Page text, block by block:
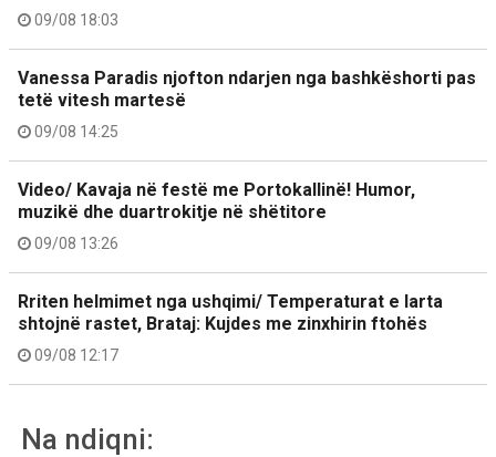
09/08 18:03
Vanessa Paradis njofton ndarjen nga bashkëshorti pas
tetë vitesh martesë
09/08 14:25
Video/ Kavaja në festë me Portokallinë! Humor,
muzikë dhe duartrokitje në shëtitore
09/08 13:26
Rriten helmimet nga ushqimi/ Temperaturat e larta
shtojnë rastet, Brataj: Kujdes me zinxhirin ftohës
09/08 12:17
Na ndiqni: